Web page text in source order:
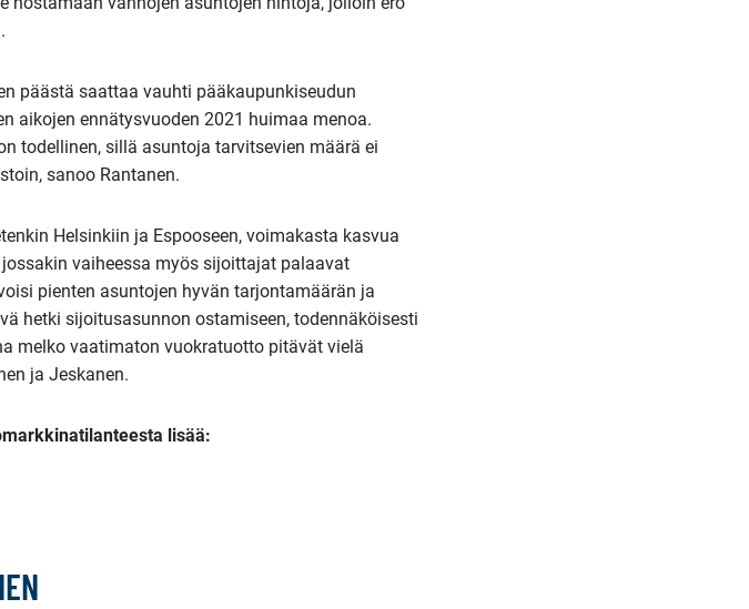
päästä saattaa vauhti pääkaupunkiseudun
aikojen ennätysvuoden 2021 huimaa menoa.
todellinen, sillä asuntoja tarvitsevien määrä ei
sanoo Rantanen.
Helsinkiin ja Espooseen, voimakasta kasvua
vaiheessa myös sijoittajat palaavat
pienten asuntojen hyvän tarjontamäärän ja
hetki sijoitusasunnon ostamiseen, todennäköisesti
melko vaatimaton vuokratuotto pitävät vielä
ja Jeskanen.
lisää: